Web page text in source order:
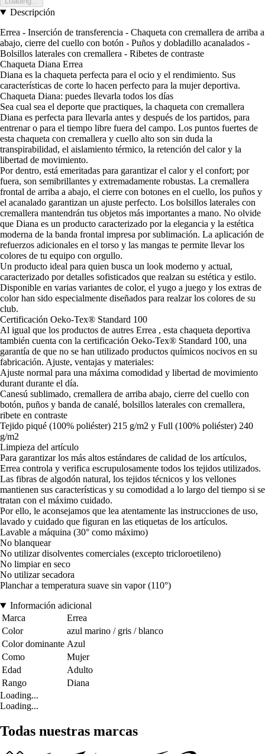
Descripción
Errea - Inserción de transferencia - Chaqueta con cremallera de arriba a
abajo, cierre del cuello con botón - Puños y dobladillo acanalados -
Bolsillos laterales con cremallera - Ribetes de contraste
Chaqueta Diana Errea
Diana es la chaqueta perfecta para el ocio y el rendimiento. Sus
características de corte lo hacen perfecto para la mujer deportiva.
Chaqueta Diana: puedes llevarla todos los días
Sea cual sea el deporte que practiques, la chaqueta con cremallera
Diana es perfecta para llevarla antes y después de los partidos, para
entrenar o para el tiempo libre fuera del campo. Los puntos fuertes de
esta chaqueta con cremallera y cuello alto son sin duda la
transpirabilidad, el aislamiento térmico, la retención del calor y la
libertad de movimiento.
Por dentro, está emeritadas para garantizar el calor y el confort; por
fuera, son semibrillantes y extremadamente robustas. La cremallera
frontal de arriba a abajo, el cierre con botones en el cuello, los puños y
el acanalado garantizan un ajuste perfecto. Los bolsillos laterales con
cremallera mantendrán tus objetos más importantes a mano. No olvide
que Diana es un producto caracterizado por la elegancia y la estética
moderna de la banda frontal impresa por sublimación. La aplicación de
refuerzos adicionales en el torso y las mangas te permite llevar los
colores de tu equipo con orgullo.
Un producto ideal para quien busca un look moderno y actual,
caracterizado por detalles sofisticados que realzan su estética y estilo.
Disponible en varias variantes de color, el yugo a juego y los extras de
color han sido especialmente diseñados para realzar los colores de su
club.
Certificación Oeko-Tex® Standard 100
Al igual que los productos de autres Errea , esta chaqueta deportiva
también cuenta con la certificación Oeko-Tex® Standard 100, una
garantía de que no se han utilizado productos químicos nocivos en su
fabricación. Ajuste, ventajas y materiales:
Ajuste normal para una máxima comodidad y libertad de movimiento
durant durante el día.
Canesú sublimado, cremallera de arriba abajo, cierre del cuello con
botón, puños y banda de canalé, bolsillos laterales con cremallera,
ribete en contraste
Tejido piqué (100% poliéster) 215 g/m2 y Full (100% poliéster) 240
g/m2
Limpieza del artículo
Para garantizar los más altos estándares de calidad de los artículos,
Errea controla y verifica escrupulosamente todos los tejidos utilizados.
Las fibras de algodón natural, los tejidos técnicos y los vellones
mantienen sus características y su comodidad a lo largo del tiempo si se
tratan con el máximo cuidado.
Por ello, le aconsejamos que lea atentamente las instrucciones de uso,
lavado y cuidado que figuran en las etiquetas de los artículos.
Lavable a máquina (30° como máximo)
No blanquear
No utilizar disolventes comerciales (excepto tricloroetileno)
No limpiar en seco
No utilizar secadora
Planchar a temperatura suave sin vapor (110°)
Información adicional
Marca
Errea
Color
azul marino / gris / blanco
Color dominante Azul
Como
Mujer
Edad
Adulto
Rango
Diana
Loading...
Loading...
Todas nuestras marcas